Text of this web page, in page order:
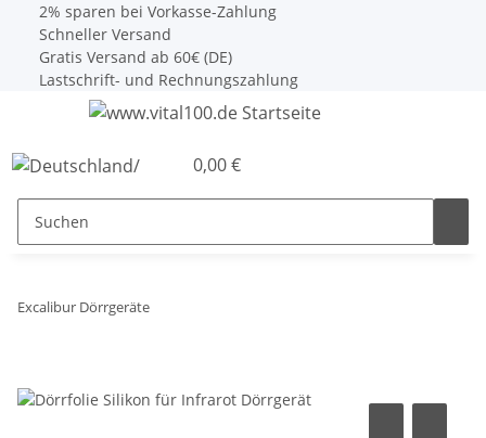
2% sparen bei Vorkasse-Zahlung
Schneller Versand
Gratis Versand ab 60€ (DE)
Lastschrift- und Rechnungszahlung
0,00 €
Excalibur Dörrgeräte